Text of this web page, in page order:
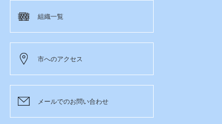
組織一覧
市へのアクセス
メールでのお問い合わせ